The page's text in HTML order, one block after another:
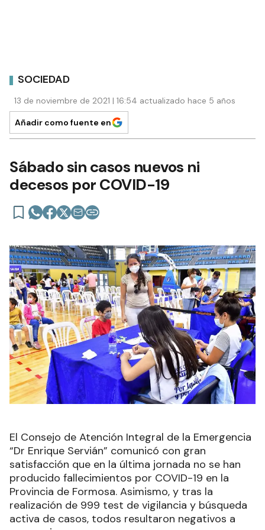
SOCIEDAD
13 de noviembre de 2021 | 16:54 actualizado hace 5 años
Añadir como fuente en
Sábado sin casos nuevos ni
decesos por COVID-19
El Consejo de Atención Integral de la Emergencia
“Dr Enrique Servián” comunicó con gran
satisfacción que en la última jornada no se han
producido fallecimientos por COVID-19 en la
Provincia de Formosa. Asimismo, y tras la
realización de 999 test de vigilancia y búsqueda
activa de casos, todos resultaron negativos a